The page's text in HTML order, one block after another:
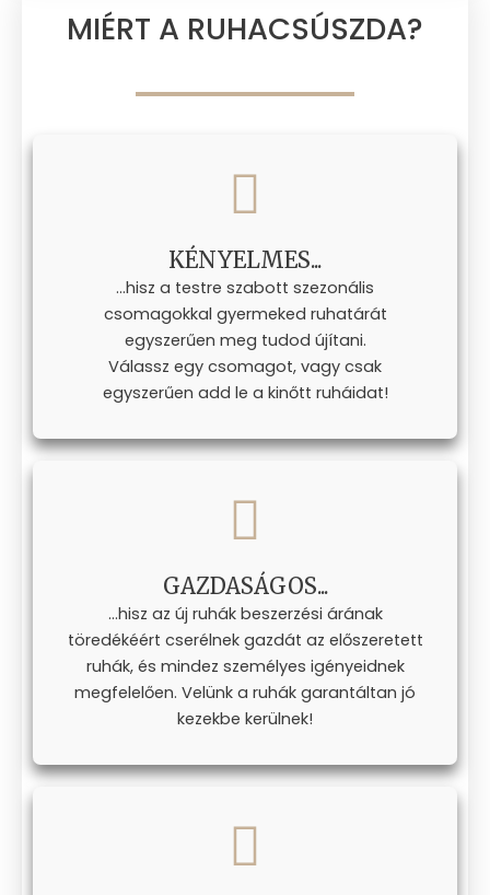
MIÉRT A RUHACSÚSZDA?
KÉNYELMES...
...hisz a testre szabott szezonális
csomagokkal gyermeked ruhatárát
egyszerűen meg tudod újítani.
Válassz egy csomagot, vagy csak
egyszerűen add le a kinőtt ruháidat!
GAZDASÁGOS...
...hisz az új ruhák beszerzési árának
töredékéért cserélnek gazdát az előszeretett
ruhák, és mindez személyes igényeidnek
megfelelően. Velünk a ruhák garantáltan jó
kezekbe kerülnek!